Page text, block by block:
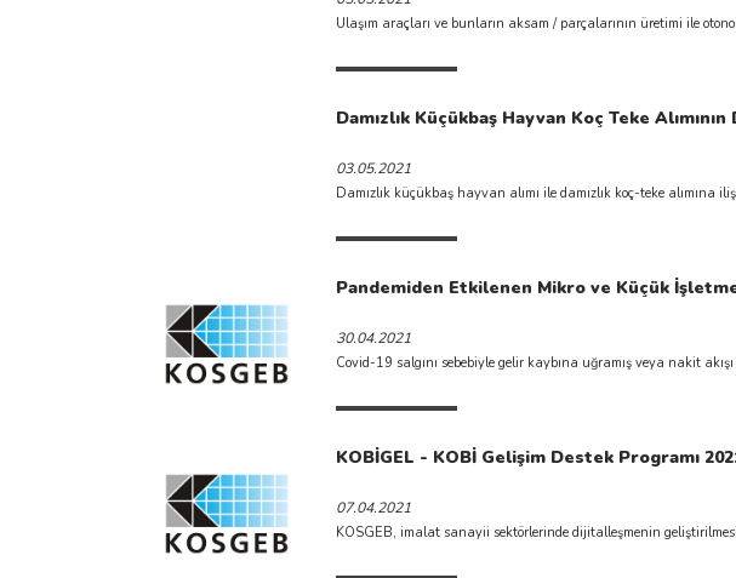
Ulaşım araçları ve bunların aksam / parçalarının üretimi ile
Damızlık Küçükbaş Hayvan Koç Teke
03.05.2021
Damızlık küçükbaş hayvan alımı ile damızlık koç-teke
Pandemiden Etkilenen Mikro ve Küçük
30.04.2021
Covid-19 salgını sebebiyle gelir kaybına uğramış veya nakit
KOBİGEL - KOBİ Gelişim Destek Programı
07.04.2021
KOSGEB, imalat sanayii sektörlerinde dijitalleşmenin